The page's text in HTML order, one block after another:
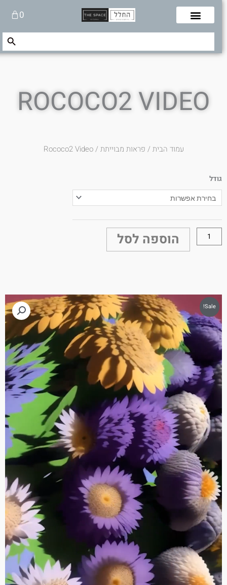
0עגלת
קניות
Search
Search Button
ROCOCO2 VIDEO
עמוד הבית/פראות מבוייתת/ Rococo2 Video
גודל
כמות
Video
הוספה לסל
Sale!